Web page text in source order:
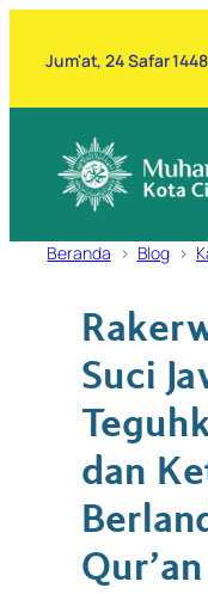
Jum'at, 24 Safar
Beranda Blog
Suci
dan
Qur’an